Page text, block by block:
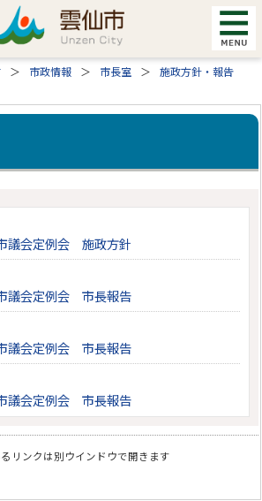
市政情報 市長室
施政方針・報告
議会定例会 施政方針
議会定例会 市長報告
議会定例会 市長報告
議会定例会 市長報告
リンクは別ウインドウで開きます